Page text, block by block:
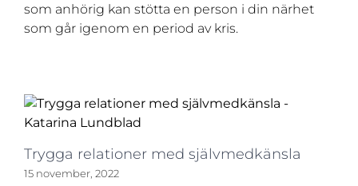
som anhörig kan stötta en person i din närhet
som går igenom en period av kris.
Trygga relationer med självmedkänsla
15 november, 2022